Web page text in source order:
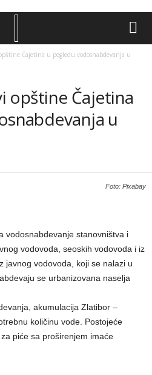
Čajetina u pogledu vodosnabdevanja u
opštine Čajetina
u
Foto: Pixabay
vodosnabdevanje stanovništva i
vodovoda, seoskih vodovoda i iz
javnog vodovoda, koji se nalazi u
se urbanizovana naselja
akumulacija Zlatibor –
količinu vode. Postojeće
piće sa proširenjem imaće